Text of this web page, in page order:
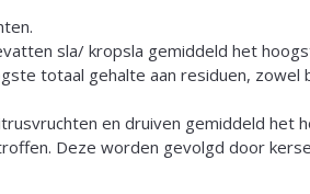
sla/ kropsla gemiddeld het
totaal gehalte aan residuen, zowel
en druiven gemiddeld het
Deze worden gevolgd door